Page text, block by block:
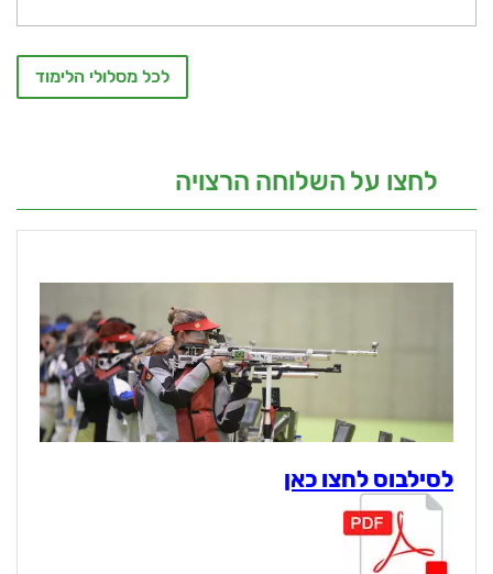
לכל מסלולי הלימוד
לחצו על השלוחה הרצויה
לסילבוס לחצו כאן